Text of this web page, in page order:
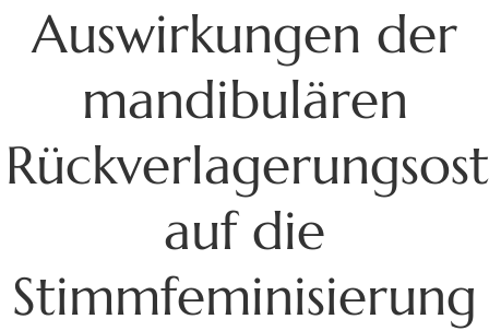
Auswirkungen der
mandibulären
auf die
Stimmfeminisierung